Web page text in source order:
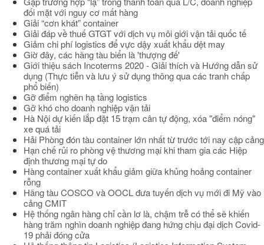
đối mặt với nguy cơ mất hàng
Giải “cơn khát” container
Giải đáp về thuế GTGT với dịch vụ môi giới vận tải quốc tế
Giảm chi phí logistics để vực dậy xuất khẩu dệt may
Giờ đây, các hãng tàu biển là 'thượng đế'
Giới thiệu sách Incoterms 2020 - Giải thích và Hướng dẫn sử
dụng (Thực tiễn và lưu ý sử dụng thông qua các tranh chấp
phổ biến)
Gỡ điểm nghẽn hạ tầng logistics
Gỡ khó cho doanh nghiệp vận tải
Hà Nội dự kiến lắp đặt 15 trạm cân tự động, xóa "điểm nóng"
xe quá tải
Hải Phòng đón tàu container lớn nhất từ trước tới nay cập cảng
Hạn chế rủi ro phòng vệ thương mại khi tham gia các Hiệp
định thương mại tự do
Hàng container xuất khẩu giảm giữa khủng hoảng container
rỗng
Hãng tàu COSCO và OOCL đưa tuyến dịch vụ mới đi Mỹ vào
cảng CMIT
Hệ thống ngân hàng chỉ cần lơ là, chậm trễ có thể sẽ khiến
hàng trăm nghìn doanh nghiệp đang hứng chịu đại dịch Covid-
19 phải đóng cửa